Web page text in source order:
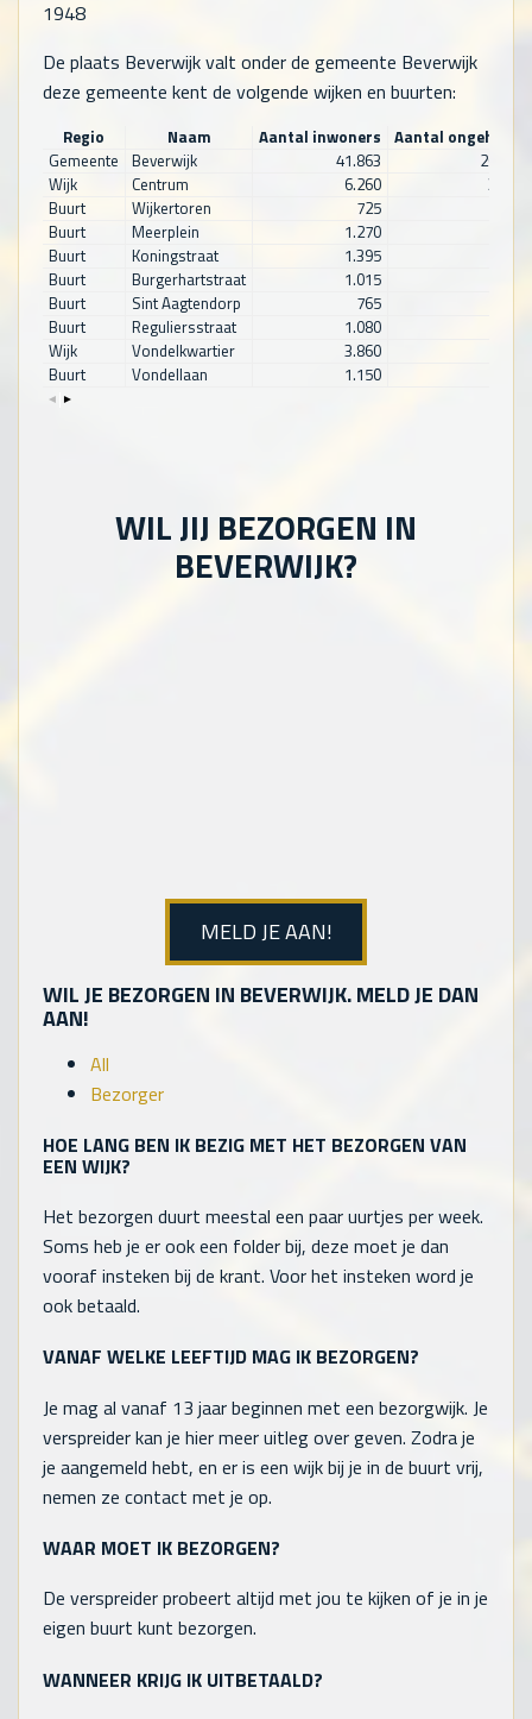
1948
De plaats Beverwijk valt onder de gemeente Beverwijk
deze gemeente kent de volgende wijken en buurten:
Regio Naam Aantal inwoners Aantal ongehuwd
Gemeente Beverwijk 41.863
20.572
Wijk
Centrum 6.260
3.250
Buurt
Wijkertoren 725
Buurt
Meerplein 1.270
Buurt
Koningstraat 1.395
Buurt
Burgerhartstraat 1.015
Buurt
Sint Aagtendorp 765
Buurt
Reguliersstraat 1.080
Wijk
Vondelkwartier 3.860
Buurt
Vondellaan 1.150
WIL JIJ BEZORGEN IN
BEVERWIJK?
MELD JE AAN!
WIL JE BEZORGEN IN BEVERWIJK. MELD JE DAN
AAN!
All
Bezorger
HOE LANG BEN IK BEZIG MET HET BEZORGEN VAN
EEN WIJK?
Het bezorgen duurt meestal een paar uurtjes per week.
Soms heb je er ook een folder bij, deze moet je dan
vooraf insteken bij de krant. Voor het insteken word je
ook betaald.
VANAF WELKE LEEFTIJD MAG IK BEZORGEN?
Je mag al vanaf 13 jaar beginnen met een bezorgwijk. Je
verspreider kan je hier meer uitleg over geven. Zodra je
je aangemeld hebt, en er is een wijk bij je in de buurt vrij,
nemen ze contact met je op.
WAAR MOET IK BEZORGEN?
De verspreider probeert altijd met jou te kijken of je in je
eigen buurt kunt bezorgen.
WANNEER KRIJG IK UITBETAALD?